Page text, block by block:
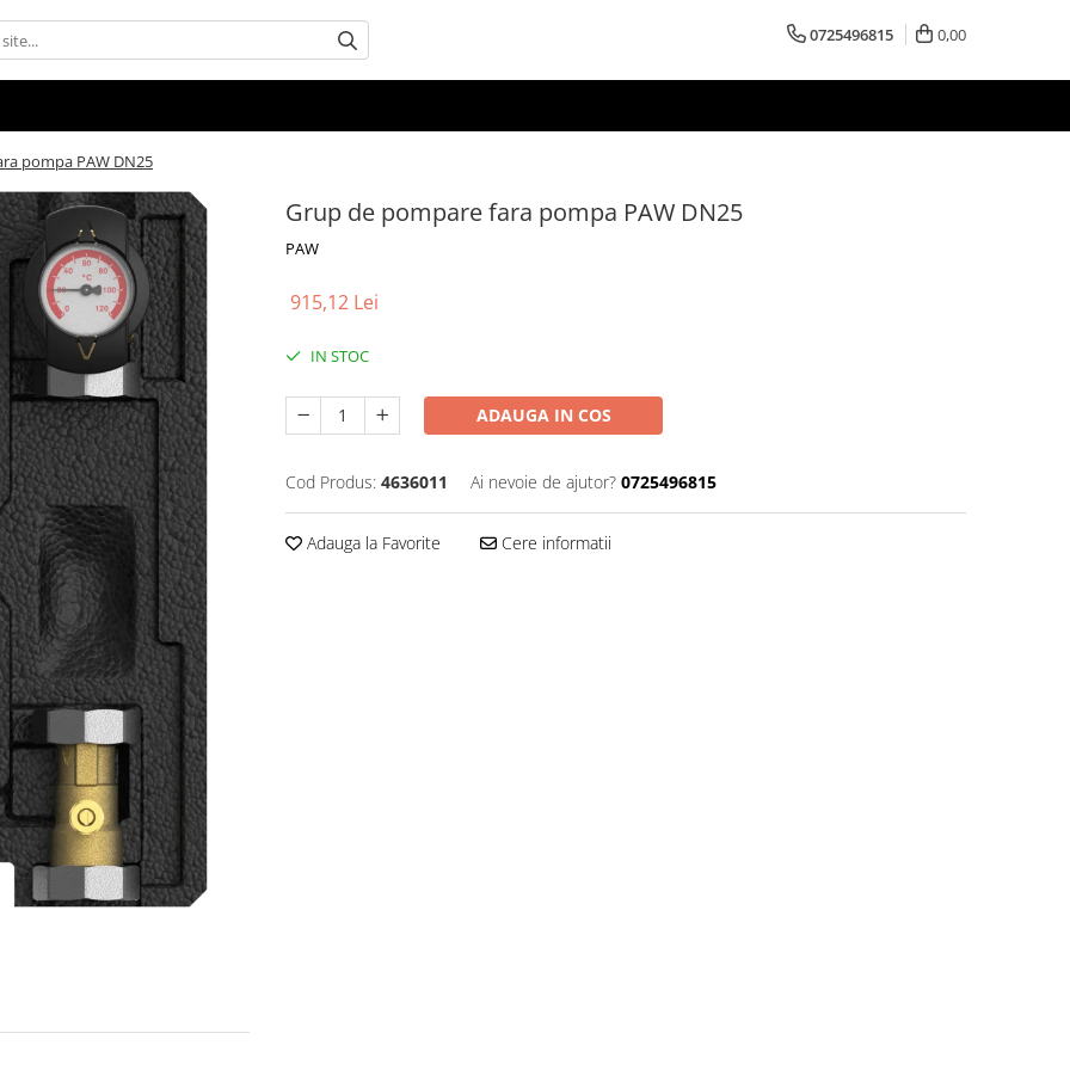
0725496815 0,00
pompa PAW DN25
Grup de pompare fara pompa PAW DN25
PAW
915,12 Lei
IN STOC
ADAUGA IN COS
Cod Produs: 4636011 Ai nevoie de ajutor? 0725496815
Adauga la Favorite Cere informatii